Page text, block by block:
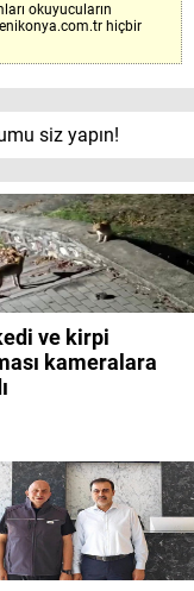
okuyucuların
hiçbir
siz yapın!
ve kirpi
kameralara